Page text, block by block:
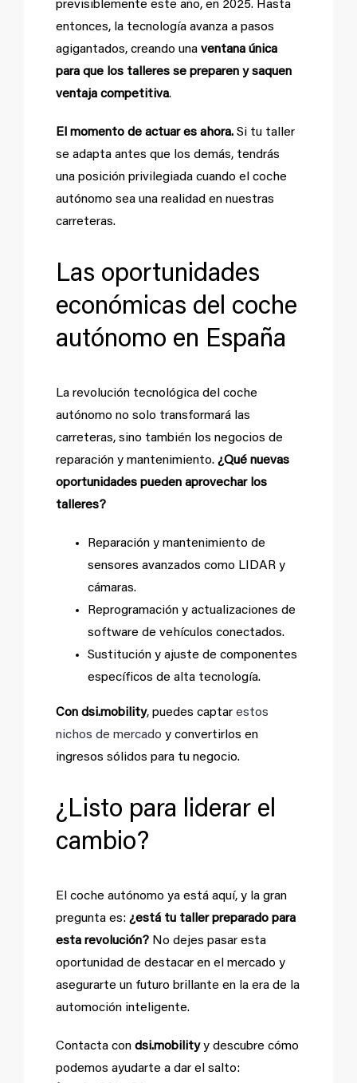
previsiblemente este año, en 2025. Hasta
entonces, la tecnología avanza a pasos
agigantados, creando una ventana única
para que los talleres se preparen y saquen
ventaja competitiva.
El momento de actuar es ahora. Si tu taller
se adapta antes que los demás, tendrás
una posición privilegiada cuando el coche
autónomo sea una realidad en nuestras
carreteras.
Las oportunidades
económicas del coche
autónomo en España
La revolución tecnológica del coche
autónomo no solo transformará las
carreteras, sino también los negocios de
reparación y mantenimiento. ¿Qué nuevas
oportunidades pueden aprovechar los
talleres?
Reparación y mantenimiento de
sensores avanzados como LIDAR y
cámaras.
Reprogramación y actualizaciones de
software de vehículos conectados.
Sustitución y ajuste de componentes
específicos de alta tecnología.
Con dsi.mobility, puedes captar estos
nichos de mercado y convertirlos en
ingresos sólidos para tu negocio.
¿Listo para liderar el
cambio?
El coche autónomo ya está aquí, y la gran
pregunta es: ¿está tu taller preparado para
esta revolución? No dejes pasar esta
oportunidad de destacar en el mercado y
asegurarte un futuro brillante en la era de la
automoción inteligente.
Contacta con dsi.mobilityy descubre cómo
podemos ayudarte a dar el salto: